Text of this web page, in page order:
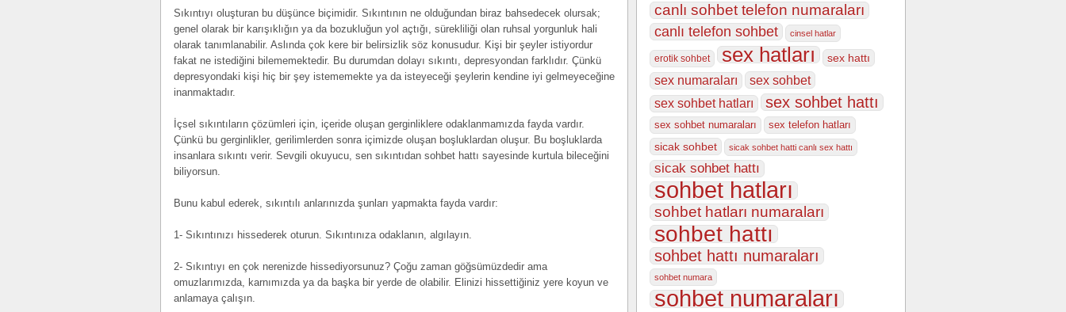
Sıkıntıyı oluşturan bu düşünce biçimidir. Sıkıntının ne olduğundan biraz bahsedecek olursak;
genel olarak bir karışıklığın ya da bozukluğun yol açtığı, sürekliliği olan ruhsal yorgunluk hali
olarak tanımlanabilir. Aslında çok kere bir belirsizlik söz konusudur. Kişi bir şeyler istiyordur
fakat ne istediğini bilememektedir. Bu durumdan dolayı sıkıntı, depresyondan farklıdır. Çünkü
depresyondaki kişi hiç bir şey istememekte ya da isteyeceği şeylerin kendine iyi gelmeyeceğine
inanmaktadır.
İçsel sıkıntıların çözümleri için, içeride oluşan gerginliklere odaklanmamızda fayda vardır.
Çünkü bu gerginlikler, gerilimlerden sonra içimizde oluşan boşluklardan oluşur. Bu boşluklarda
insanlara sıkıntı verir. Sevgili okuyucu, sen sıkıntıdan sohbet hattı sayesinde kurtula bileceğini
biliyorsun.
Bunu kabul ederek, sıkıntılı anlarınızda şunları yapmakta fayda vardır:
1- Sıkıntınızı hissederek oturun. Sıkıntınıza odaklanın, algılayın.
2- Sıkıntıyı en çok nerenizde hissediyorsunuz? Çoğu zaman göğsümüzdedir ama
omuzlarımızda, karnımızda ya da başka bir yerde de olabilir. Elinizi hissettiğiniz yere koyun ve
anlamaya çalışın.
canlı sohbet telefon numaraları
canlı telefon sohbet cinsel hatlar
erotik sohbet sex hatları sex hattı
sex numaraları sex sohbet
sex sohbet hatları sex sohbet hattı
sex sohbet numaraları sex telefon hatları
sicak sohbet sicak sohbet hatti canlı sex hattı
sicak sohbet hattı
sohbet hatları
sohbet hatları numaraları
sohbet hattı
sohbet hattı numaraları
sohbet numara
sohbet numaraları